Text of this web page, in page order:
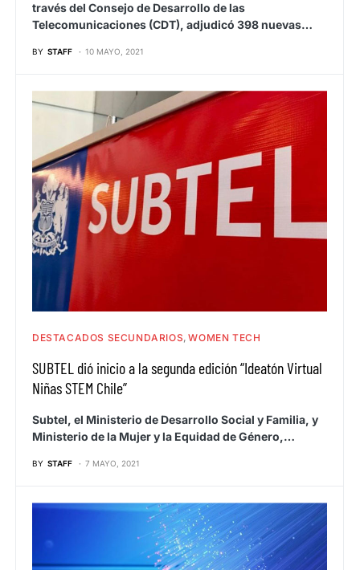
través del Consejo de Desarrollo de las
Telecomunicaciones (CDT), adjudicó 398 nuevas…
BY STAFF 10 MAYO, 2021
DESTACADOS SECUNDARIOS WOMEN TECH
SUBTEL dió inicio a la segunda edición “Ideatón Virtual
Niñas STEM Chile”
Subtel, el Ministerio de Desarrollo Social y Familia, y
Ministerio de la Mujer y la Equidad de Género,…
BY STAFF 7 MAYO, 2021